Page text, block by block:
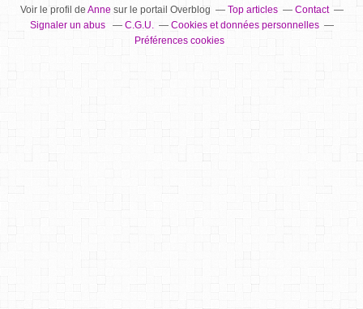
Voir le profil de Annesur le portail Overblog Top articles
Contact
Signaler un abus
C.G.U.
Cookies et données personnelles
Préférences cookies